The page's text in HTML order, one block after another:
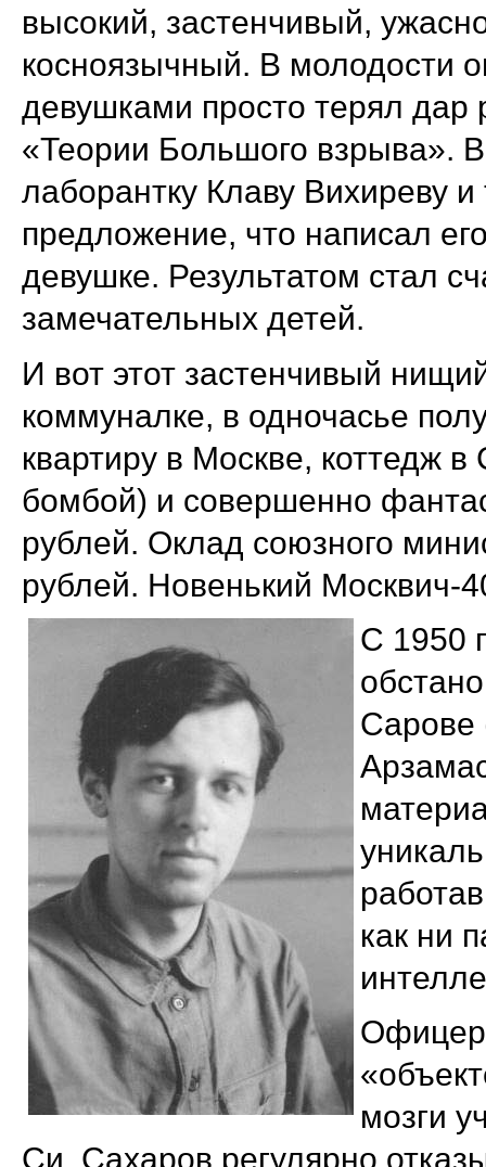
высокий, застенчивый,
косноязычный. В молодости
девушками просто терял
«Теории Большого взрыва».
лаборантку Клаву Вихиреву
предложение, что написал
девушке. Результатом стал
замечательных детей.
И вот этот застенчивый
коммуналке, в одночасье
квартиру в Москве, коттедж
бомбой) и совершенно
рублей. Оклад союзного
рублей. Новенький Москвич-
С 1950
Сарове
как ни
мозги
Си. Сахаров регулярно